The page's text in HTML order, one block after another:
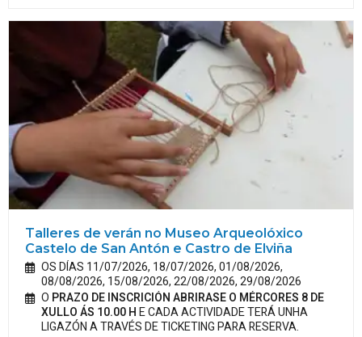
Talleres de verán no Museo Arqueolóxico
Castelo de San Antón e Castro de Elviña
OS DÍAS 11/07/2026, 18/07/2026, 01/08/2026,
08/08/2026, 15/08/2026, 22/08/2026, 29/08/2026
O PRAZO DE INSCRICIÓN ABRIRASE O MÉRCORES 8 DE
XULLO ÁS 10.00 HE CADA ACTIVIDADE TERÁ UNHA
LIGAZÓN A TRAVÉS DE TICKETING PARA RESERVA.